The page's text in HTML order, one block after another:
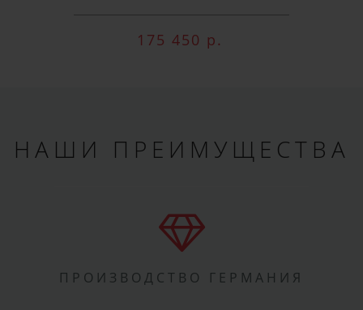
175 450 р.
НАШИ ПРЕИМУЩЕСТВА
ПРОИЗВОДСТВО ГЕРМАНИЯ